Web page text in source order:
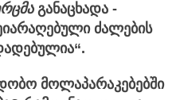
განაცხადა -
ძალების
მოლაპარაკებებში